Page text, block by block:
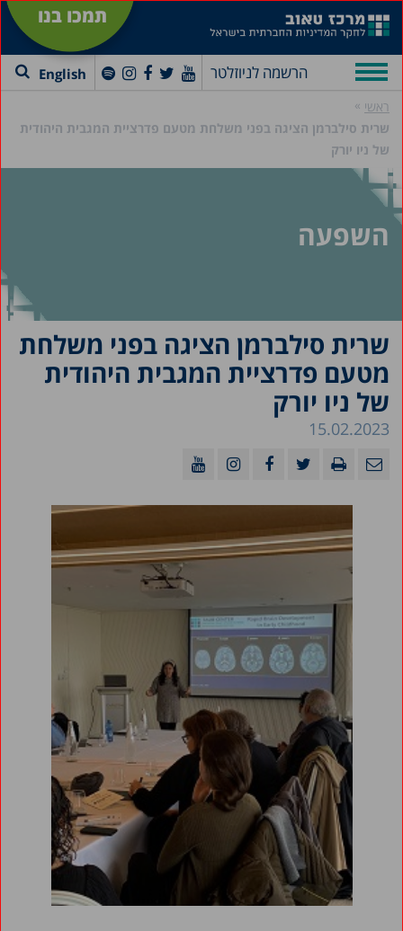
תמכו בנו
הרשמה לניוזלטר English
ראשי »
שרית סילברמן הציגה בפני משלחת מטעם פדרציית המגבית היהודית
של ניו יורק
השפעה
שרית סילברמן הציגה בפני משלחת
מטעם פדרציית המגבית היהודית
של ניו יורק
15.02.2023